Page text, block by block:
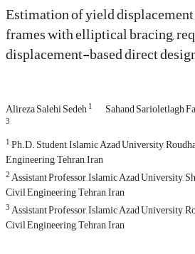
Estimation of yield
frames with elliptical bracing,
displacement-based direct
Alireza Salehi Sedeh1 Sahand Sarioletlagh
3
1Ph.D. Student, Islamic Azad University,
Engineering, Tehran, Iran
2Assistant Professor, Islamic Azad University,
Civil Engineering, Tehran, Iran
3Assistant Professor, Islamic Azad University,
Civil Engineering, Tehran, Iran